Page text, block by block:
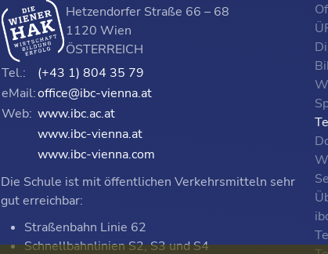
Hetzendorfer Straße 66 – 68
1120 Wien
ÖSTERREICH
Tel.:
(+43 1) 804 35 79
eMail:office@ibc-vienna.at
Web: www.ibc.ac.at
www.ibc-vienna.at
www.ibc-vienna.com
Die Schule ist mit öffentlichen Verkehrsmitteln sehr
gut erreichbar:
Straßenbahn Linie 62
Schnellbahnlinien S2, S3 und S4